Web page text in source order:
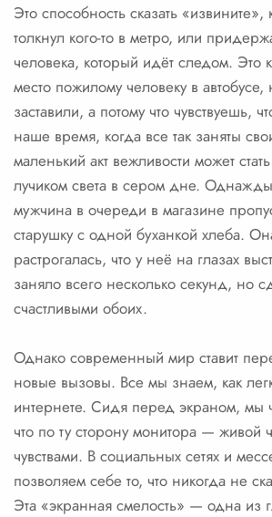
Это способность сказать «извините»,
толкнул кого-то в метро, или
человека, который идёт следом. Это
место пожилому человеку в автобусе,
заставили, а потому что чувствуешь,
наше время, когда все так заняты
маленький акт вежливости может
лучиком света в сером дне.
мужчина в очереди в магазине
старушку с одной буханкой хлеба.
растрогалась, что у неё на глазах
заняло всего несколько секунд, но
счастливыми обоих.
Однако современный мир ставит
новые вызовы. Все мы знаем, как
интернете. Сидя перед экраном, мы
что по ту сторону монитора — живой
чувствами. В социальных сетях и
позволяем себе то, что никогда не
Эта «экранная смелость» — одна из